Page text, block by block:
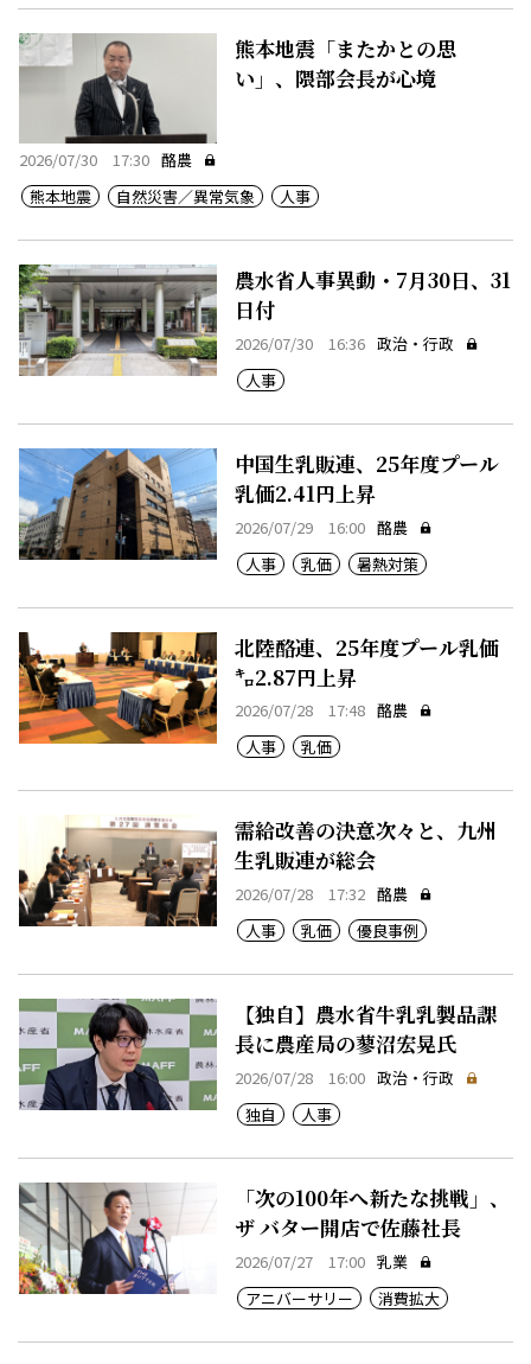
熊本地震「またかとの思
い」、隈部会長が心境
2026/07/30 17:30 酪農
熊本地震
自然災害／異常気象 人事
農水省人事異動・7月30日、31
日付
2026/07/30 16:36 政治・行政
人事
中国生乳販連、25年度プール
乳価2.41円上昇
2026/07/29 16:00 酪農
人事
乳価 暑熱対策
北陸酪連、25年度プール乳価
㌔2.87円上昇
2026/07/28 17:48 酪農
人事
乳価
需給改善の決意次々と、九州
生乳販連が総会
2026/07/28 17:32 酪農
人事
乳価 優良事例
【独自】農水省牛乳乳製品課
長に農産局の蓼沼宏晃氏
2026/07/28 16:00 政治・行政
独自
人事
「次の100年へ新たな挑戦」、
ザ バター開店で佐藤社長
2026/07/27 17:00 乳業
アニバーサリー
消費拡大